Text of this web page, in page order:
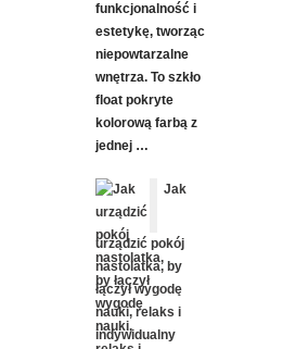
funkcjonalność i
estetykę, tworząc
niepowtarzalne
wnętrza. To szkło
float pokryte
kolorową farbą z
jednej …
Jak
urządzić pokój
nastolatka, by
łączył wygodę
nauki, relaks i
indywidualny